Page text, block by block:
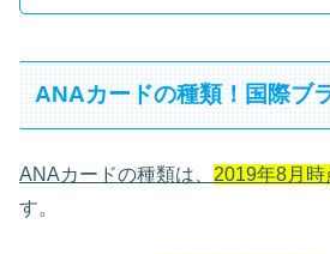
ANAカードの種類！国際ブ
ANAカードの種類は、 2019年8月
す。